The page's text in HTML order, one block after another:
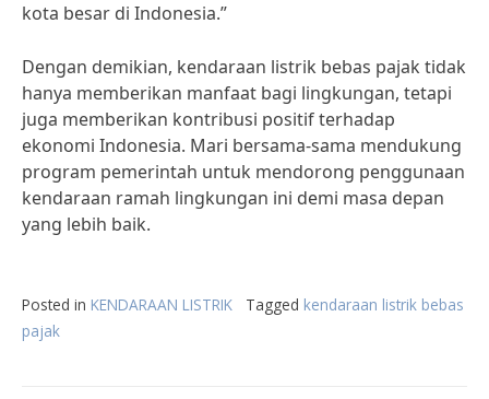
kota besar di Indonesia.”
Dengan demikian, kendaraan listrik bebas pajak tidak
hanya memberikan manfaat bagi lingkungan, tetapi
juga memberikan kontribusi positif terhadap
ekonomi Indonesia. Mari bersama-sama mendukung
program pemerintah untuk mendorong penggunaan
kendaraan ramah lingkungan ini demi masa depan
yang lebih baik.
Posted in KENDARAAN LISTRIK Tagged kendaraan listrik bebas
pajak